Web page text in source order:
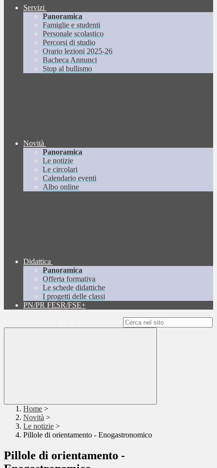
Servizi
Panoramica
Famiglie e studenti
Personale scolastico
Percorsi di studio
Orario lezioni 2025-26
Bacheca Annunci
Stop al bullismo
Novità
Panoramica
Le notizie
Le circolari
Calendario eventi
Albo online
Didattica
Panoramica
Offerta formativa
Le schede didattiche
I progetti delle classi
PN/PR FESR/FSE+
Home >
Novità >
Le notizie >
Pillole di orientamento - Enogastronomico
Pillole di orientamento -